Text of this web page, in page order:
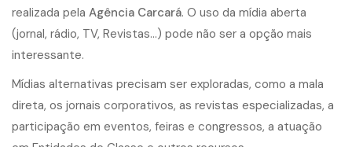
realizada pela Agência Carcará. O uso da mídia aberta
(jornal, rádio, TV, Revistas…) pode não ser a opção mais
interessante.
Mídias alternativas precisam ser exploradas, como a mala
direta, os jornais corporativos, as revistas especializadas, a
participação em eventos, feiras e congressos, a atuação